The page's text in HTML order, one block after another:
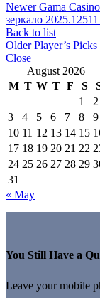
Newer Gama
зеркало
Back to list
Older Player’s
Close
August 2026
M T W T F S
1
2
3
4 5 6 7 8
9
10 11 12 13 14 15
17 18 19 20 21 22
24 25 26 27 28 29
31
« May
You Still Have a
Leave your mobile